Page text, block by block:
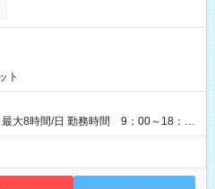
ト
大8時間/日 勤務時間 9：00～18：
祝含む週3日～OK、シフト制 ※もちろ